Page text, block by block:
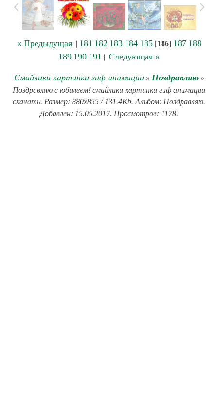
« Предыдущая| 181 182 183 184 185[186] 187 188
189 190 191 | Следующая »
Смайлики картинки гиф анимации» Поздравляю»
Поздравляю с юбилеем! смайлики картинки гиф анимации
скачать. Размер: 880x855 / 131.4Kb. Альбом: Поздравляю.
Добавлен: 15.05.2017. Просмотров: 1178.